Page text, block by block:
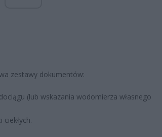
zestawy dokumentów:
(lub wskazania wodomierza własnego